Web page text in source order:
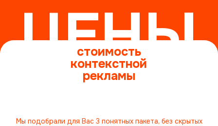
Мы подобрали для Вас 3 понятных пакета, без скрытых